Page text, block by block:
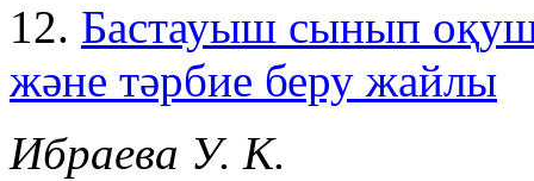
12. Бастауыш сынып
және тәрбие беру жайлы
Ибраева У. К.